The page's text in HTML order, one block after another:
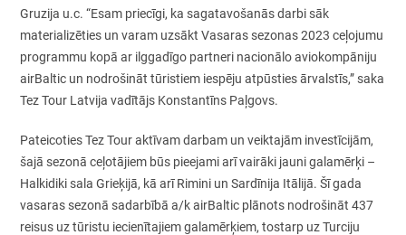
Gruzija u.c. “Esam priecīgi, ka sagatavošanās darbi sāk
materializēties un varam uzsākt Vasaras sezonas 2023 ceļojumu
programmu kopā ar ilggadīgo partneri nacionālo aviokompāniju
airBaltic un nodrošināt tūristiem iespēju atpūsties ārvalstīs,” saka
Tez Tour Latvija vadītājs Konstantīns Paļgovs.
Pateicoties Tez Tour aktīvam darbam un veiktajām investīcijām,
šajā sezonā ceļotājiem būs pieejami arī vairāki jauni galamērķi –
Halkidiki sala Grieķijā, kā arī Rimini un Sardīnija Itālijā. Šī gada
vasaras sezonā sadarbībā a/k airBaltic plānots nodrošināt 437
reisus uz tūristu iecienītajiem galamērķiem, tostarp uz Turciju